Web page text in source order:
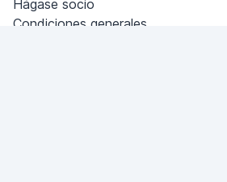
Hágase socio
Condiciones generales